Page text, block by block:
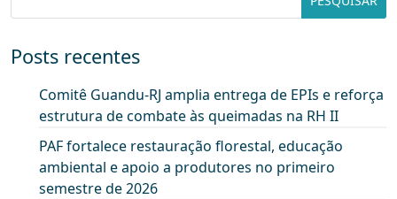
Posts recentes
Comitê Guandu-RJ amplia entrega de EPIs e reforça
estrutura de combate às queimadas na RH II
PAF fortalece restauração florestal, educação
ambiental e apoio a produtores no primeiro
semestre de 2026